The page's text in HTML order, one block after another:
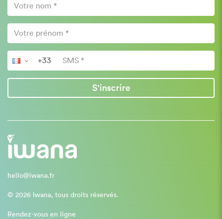
S'inscrire
hello@iwana.fr
© 2026 Iwana, tous droits réservés.
Rendez-vous en ligne